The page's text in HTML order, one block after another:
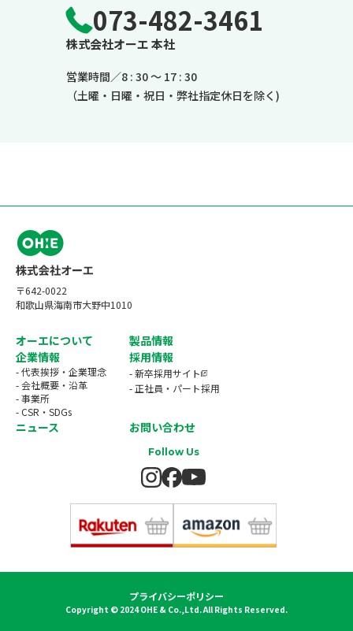
073-482-3461
株式会社オーエ 本社
営業時間／8 : 30 ～ 17 : 30
（土曜・日曜・祝日・弊社指定休日を除く)
〒642-0022
和歌山県海南市大野中1010
オーエについて
製品情報
企業情報
- 代表挨拶・企業理念
- 会社概要・沿革
- 事業所
- CSR・SDGs
採用情報
- 新卒採用サイト
- 正社員・パート採用
ニュース お問い合わせ
Follow Us
Copyright © 2024 OHE & Co.,Ltd. All Rights Reserved.
プライバシーポリシー